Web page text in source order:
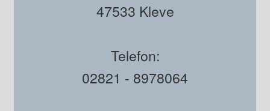
47533 Kleve
Telefon:
02821 - 8978064